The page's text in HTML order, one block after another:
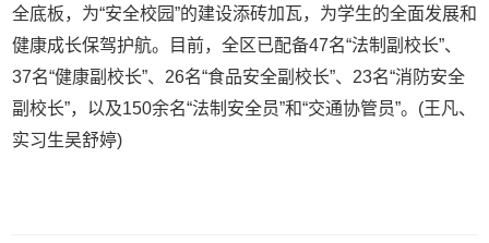
全底板，为“安全校园”的建设添砖加瓦，为学生的全面发展和
健康成长保驾护航。目前，全区已配备47名“法制副校长”、
37名“健康副校长”、26名“食品安全副校长”、23名“消防安全
副校长”，以及150余名“法制安全员”和“交通协管员”。(王凡、
实习生吴舒婷)